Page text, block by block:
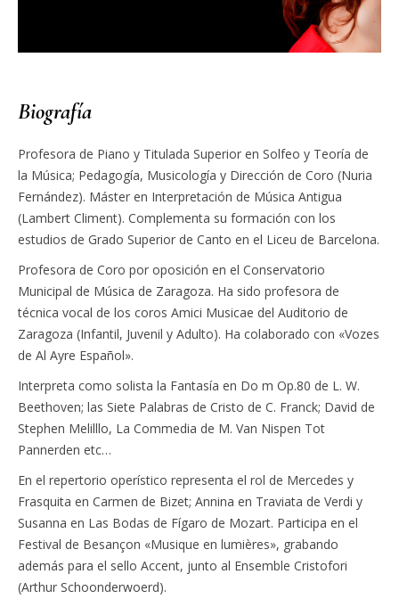
Biografía
Profesora de Piano y Titulada Superior en Solfeo y Teoría de
la Música; Pedagogía, Musicología y Dirección de Coro (Nuria
Fernández). Máster en Interpretación de Música Antigua
(Lambert Climent). Complementa su formación con los
estudios de Grado Superior de Canto en el Liceu de Barcelona.
Profesora de Coro por oposición en el Conservatorio
Municipal de Música de Zaragoza. Ha sido profesora de
técnica vocal de los coros Amici Musicae del Auditorio de
Zaragoza (Infantil, Juvenil y Adulto). Ha colaborado con «Vozes
de Al Ayre Español».
Interpreta como solista la Fantasía en Do m Op.80 de L. W.
Beethoven; las Siete Palabras de Cristo de C. Franck; David de
Stephen Melilllo, La Commedia de M. Van Nispen Tot
Pannerden etc…
En el repertorio operístico representa el rol de Mercedes y
Frasquita en Carmen de Bizet; Annina en Traviata de Verdi y
Susanna en Las Bodas de Fígaro de Mozart. Participa en el
Festival de Besançon «Musique en lumières», grabando
además para el sello Accent, junto al Ensemble Cristofori
(Arthur Schoonderwoerd).